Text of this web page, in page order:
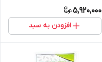
5,920,000
افزودن به سبد